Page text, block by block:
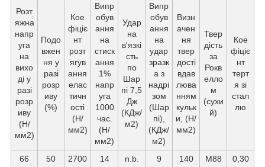
Розт
яжна
напр
уга
на
вихо
ді у
разі
розр
иву
(Н/
мм2)
Подо
вжен
ня у
разі
розр
иву
(%)
Кое
фіціє
нт
розт
ягув
ання
елас
тичн
ості
(Н/
мм2)
Випр
обув
ання
на
стиск
ання
1%
напр
уга
1000
час.
(Н/
мм2)
Удар
на
в'язкі
сть
по
Шар
пі 7,5
Дж
(КДж/
м2)
Випр
обув
ання
на
удар
зразк
а з
надрі
зом
(Шар
пі),
(КДж/
м2)
Визн
ачен
ня
твер
дості
вдав
люва
нням
кульк
и, (Н/
мм2)
Твер
дість
за
Рокв
елло
м
(сухи
й)
Кое
фіціє
нт
терт
я зі
стал
лю
66 50 2700 14 n.b. 9 140 M88 0,30